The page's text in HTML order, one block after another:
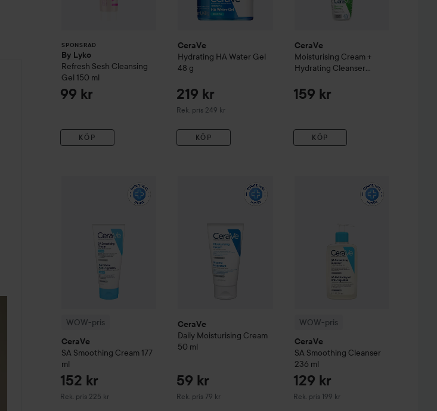
SPONSRAD
By Lyko
Refresh Sesh Cleansing
Gel 150 ml
99 kr
KÖP
CeraVe
Hydrating HA Water Gel
48 g
219 kr
Rek. pris 249 kr
Rekommenderat pris 249 kr
KÖP
CeraVe
Moisturising Cream +
Hydrating Cleanser
159 kr
KÖP
WOW-pris
CeraVe
SA Smoothing Cream 177
ml
152 kr
Rek. pris 225 kr
Rekommenderat pris 225 kr
CeraVeSA Smoothing Rekommenderat pris 225 kr
CeraVe
Daily Moisturising Cream
50 ml
59 kr
Rek. pris 79 kr
Rekommenderat pris 79 kr
Daily Moisturising Cream Rekommenderat pris 79 kr
WOW-pris
CeraVe
SA Smoothing Cleanser
236 ml
129 kr
Rek. pris 199 kr
Rekommenderat pris 199 kr
CeraVeSA Smoothing